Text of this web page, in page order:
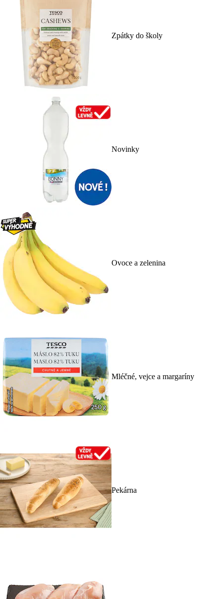
Zpátky do školy
Novinky
Ovoce a zelenina
Mléčné, vejce a margaríny
Pekárna